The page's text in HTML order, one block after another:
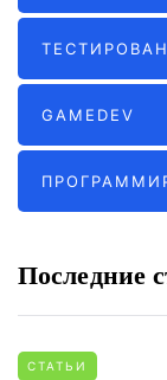
GAMEDEV
Последние
СТАТЬИ